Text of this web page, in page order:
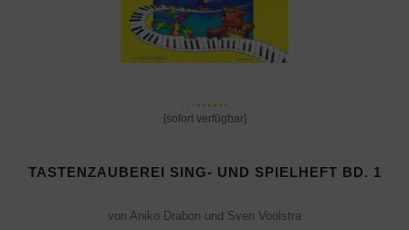
[sofort verfügbar]
TASTENZAUBEREI SING- UND SPIELHEFT BD. 1
von Aniko Drabon und Sven Voolstra